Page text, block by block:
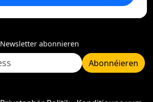
Newsletter abonnieren
Abonnéieren